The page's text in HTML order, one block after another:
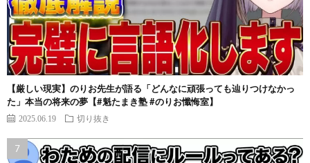
【厳しい現実】のりお先生が語る「どんなに頑張っても辿りつけなかっ
た」本当の将来の夢【#魁たまき塾 #のりお懺悔室】
2025.06.19 切り抜き